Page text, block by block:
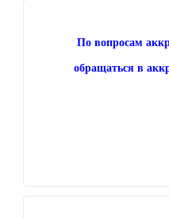
По вопросам
обращаться в